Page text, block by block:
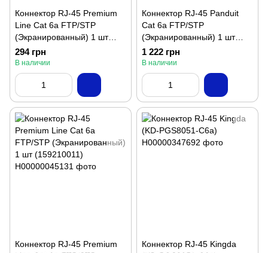
Коннектор RJ-45 Premium
Line Cat 6а FTP/STP
(Экранированный) 1 шт
(159210001)
294 грн
В наличии
Коннектор RJ-45 Panduit
Cat 6а FTP/STP
(Экранированный) 1 шт
(FPS6X88MTG-X)
1 222 грн
В наличии
Коннектор RJ-45 Premium
Коннектор RJ-45 Kingda